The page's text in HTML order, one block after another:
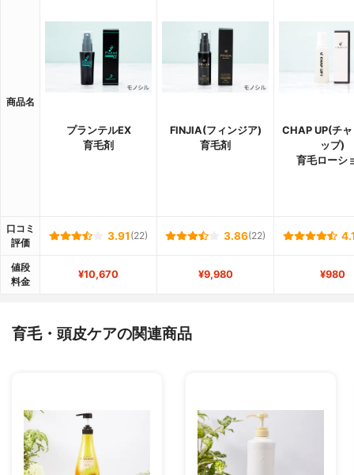
商品名
プランテルEX
育毛剤
FINJIA(フィンジア)
育毛剤
CHAP UP(チ
ップ)
育毛ローシ
口コミ
評価
3.91 (22) 3.86(22)
値段
料金
¥10,670 ¥9,980 ¥980
育毛・頭皮ケアの関連商品